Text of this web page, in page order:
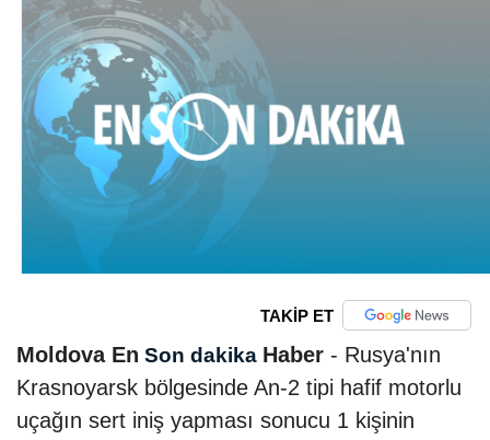
TAKİP ET
Moldova En Son dakika Haber - Rusya'nın
Krasnoyarsk bölgesinde An-2 tipi hafif motorlu
uçağın sert iniş yapması sonucu 1 kişinin